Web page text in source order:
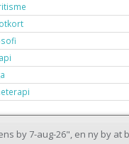
by 7-aug-26", en ny by at